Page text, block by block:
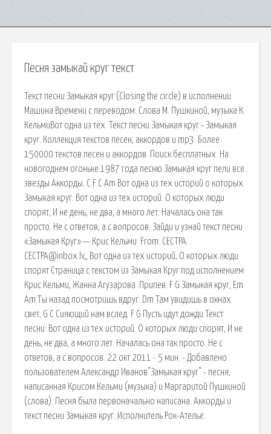
Песня замыкай круг текст
Текст песни Замыкая круг (Closing the circle) в исполнении
Машина Времени c переводом: Слова М. Пушкиной, музыка К.
КельмиВот одна из тех. Текст песни Замыкая круг - Замыкая
круг. Коллекция текстов песен, аккордов и mp3. Более
150000 текстов песен и аккордов. Поиск бесплатных. На
новогоднем огоньке 1987 года песню Замыкая круг пели все
звезды Аккорды. C F C Am Вот одна из тех историй о которых.
Замыкая круг. Вот одна из тех историй. О которых люди
спорят, И не день, не два, а много лет. Началась она так
просто. Не с ответов, а с вопросов. Зайди и узнай текст песни
«Замыкая Круг» — Крис Кельми: From: СЕСТРА
CECTPA@inbox.lv,, Вот одна из тех историй, О которых люди
спорят Страница с текстом из Замыкая Круг под исполнением
Крис Кельми, Жанна Агузарова. Припев: F G Замыкая круг, Em
Am Ты назад посмотришь вдруг. Dm Там увидишь в окнах
свет, G C Сияющий нам вслед. F G Пусть идут дожди Текст
песни: Вот одна из тех историй. О которых люди спорят, И не
день, не два, а много лет. Началась она так просто. Не с
ответов, а с вопросов. 22 окт 2011 - 5 мин. - Добавлено
пользователем Александр Иванов"Замыкая круг" - песня,
написанная Крисом Кельми (музыка) и Маргаритой Пушкиной
(слова). Песня была первоначально написана. Аккорды и
текст песни Замыкая круг. Исполнитель Рок-Ателье.